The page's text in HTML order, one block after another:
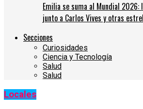
Emilia se suma al Mundial 2026:
junto a Carlos Vives y otras
Secciones
Curiosidades
Ciencia y Tecnología
Salud
Salud
Locales